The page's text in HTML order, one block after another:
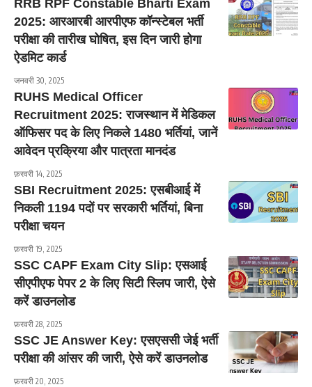
RRB RPF Constable Bharti Exam
2025: आरआरबी आरपीएफ कॉन्स्टेबल भर्ती
परीक्षा की तारीख घोषित, इस दिन जारी होगा
ऐडमिट कार्ड
जनवरी 30, 2025
RUHS Medical Officer
Recruitment 2025: राजस्थान में मेडिकल
ऑफिसर पद के लिए निकले 1480 भर्तियां, जानें
आवेदन प्रक्रिया और पात्रता मानदंड
फ़रवरी 14, 2025
SBI Recruitment 2025: एसबीआई में
निकली 1194 पदों पर सरकारी भर्तियां, बिना
परीक्षा चयन
फ़रवरी 19, 2025
SSC CAPF Exam City Slip: एसआई
सीएपीएफ पेपर 2 के लिए सिटी स्लिप जारी, ऐसे
करें डाउनलोड
फ़रवरी 28, 2025
SSC JE Answer Key: एसएससी जेई भर्ती
परीक्षा की आंसर की जारी, ऐसे करें डाउनलोड
फ़रवरी 20, 2025